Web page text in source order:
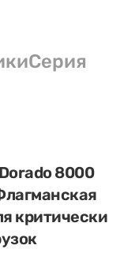
Серия
8000
критически